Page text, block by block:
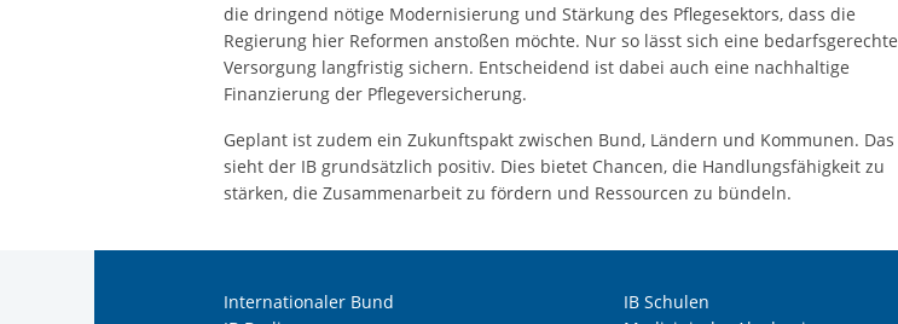
die dringend nötige Modernisierung und Stärkung des Pflegesektors, dass die
Regierung hier Reformen anstoßen möchte. Nur so lässt sich eine bedarfsgerechte
Versorgung langfristig sichern. Entscheidend ist dabei auch eine nachhaltige
Finanzierung der Pflegeversicherung.
Geplant ist zudem ein Zukunftspakt zwischen Bund, Ländern und Kommunen. Das
sieht der IB grundsätzlich positiv. Dies bietet Chancen, die Handlungsfähigkeit zu
stärken, die Zusammenarbeit zu fördern und Ressourcen zu bündeln.
Internationaler Bund
IB Schulen